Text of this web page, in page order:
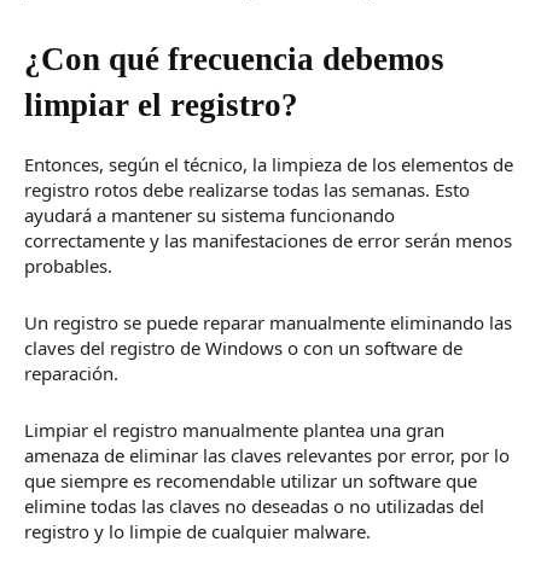
¿Con qué frecuencia debemos
limpiar el registro?
Entonces, según el técnico, la limpieza de los elementos de
registro rotos debe realizarse todas las semanas. Esto
ayudará a mantener su sistema funcionando
correctamente y las manifestaciones de error serán menos
probables.
Un registro se puede reparar manualmente eliminando las
claves del registro de Windows o con un software de
reparación.
Limpiar el registro manualmente plantea una gran
amenaza de eliminar las claves relevantes por error, por lo
que siempre es recomendable utilizar un software que
elimine todas las claves no deseadas o no utilizadas del
registro y lo limpie de cualquier malware.